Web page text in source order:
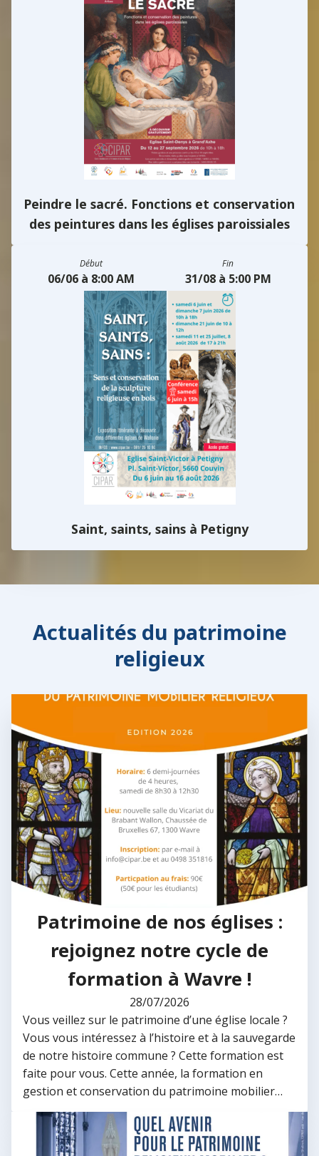
Peindre le sacré. Fonctions et conservation
des peintures dans les églises paroissiales
Début
06/06 à 8:00 AM
Fin
31/08 à 5:00 PM
Saint, saints, sains à Petigny
Actualités du patrimoine
religieux
Patrimoine de nos églises :
rejoignez notre cycle de
formation à Wavre !
28/07/2026
Vous veillez sur le patrimoine d’une église locale ?
Vous vous intéressez à l’histoire et à la sauvegarde
de notre histoire commune ? Cette formation est
faite pour vous. Cette année, la formation en
gestion et conservation du patrimoine mobilier…